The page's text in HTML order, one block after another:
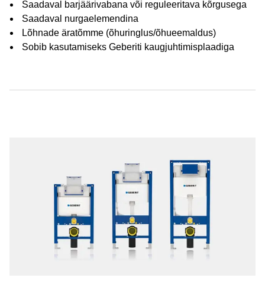
Saadaval barjäärivabana või reguleeritava kõrgusega
Saadaval nurgaelemendina
Lõhnade äratõmme (õhuringlus/õhueemaldus)
Sobib kasutamiseks Geberiti kaugjuhtimisplaadiga